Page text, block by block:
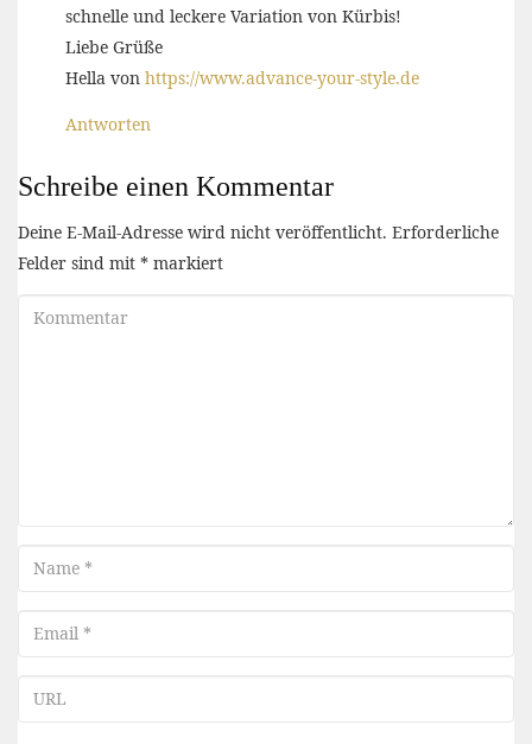
schnelle und leckere Variation von Kürbis!
Liebe Grüße
Hella von https://www.advance-your-style.de
Antworten
Schreibe einen Kommentar
Deine E-Mail-Adresse wird nicht veröffentlicht. Erforderliche
Felder sind mit * markiert
Kommentar
Name
Email